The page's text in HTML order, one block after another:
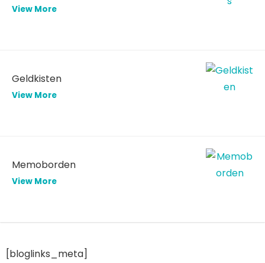
View More
Geldkisten
View More
Memoborden
View More
[bloglinks_meta]